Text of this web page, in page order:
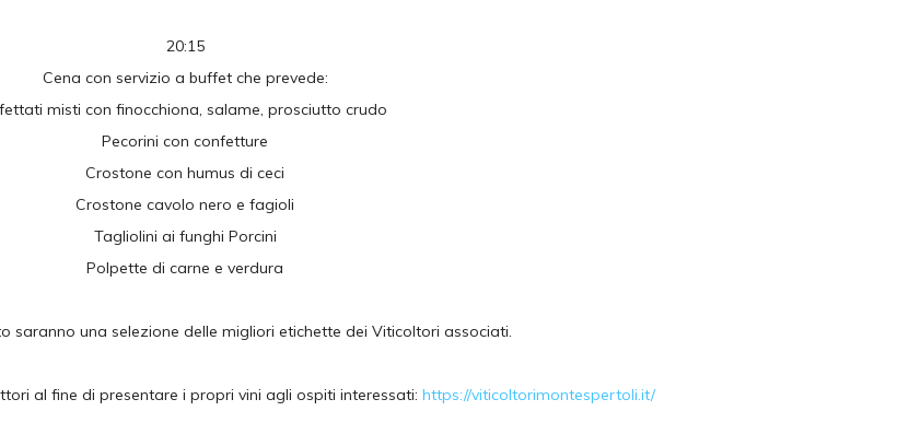
20:15
Cena con servizio a buffet che prevede:
misti con finocchiona, salame, prosciutto crudo
Pecorini con confetture
Crostone con humus di ceci
Crostone cavolo nero e fagioli
Tagliolini ai funghi Porcini
Polpette di carne e verdura
saranno una selezione delle migliori etichette dei Viticoltori associati.
al fine di presentare i propri vini agli ospiti interessati: https://viticoltorimontespertoli.it/